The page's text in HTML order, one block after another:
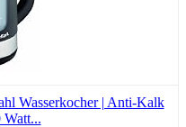
Wasserkocher | Anti-Kalk
Watt...